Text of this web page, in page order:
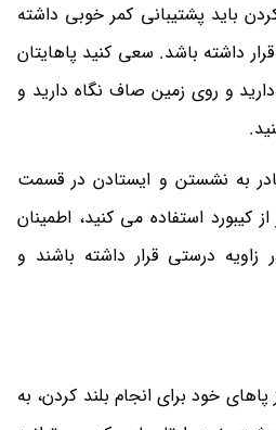
باید پشتیبانی کمر خوبی داشته
داشته باشد. سعی کنید پاهایتان
و روی زمین صاف نگاه دارید و
به نشستن و ایستادن در قسمت
کیبورد استفاده می کنید، اطمینان
درستی قرار داشته باشند و
خود برای انجام بلند کردن، به